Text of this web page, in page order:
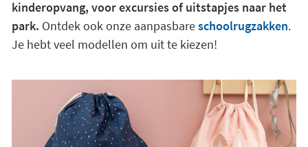
kinderopvang, voor excursies of uitstapjes naar het
park. Ontdek ook onze aanpasbareschoolrugzakken.
Je hebt veel modellen om uit te kiezen!